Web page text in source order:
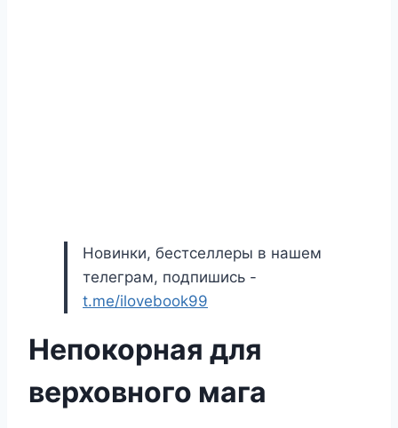
Новинки, бестселлеры в нашем
телеграм, подпишись -
t.me/ilovebook99
Непокорная для
верховного мага